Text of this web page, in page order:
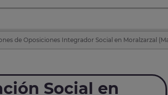
de Oposiciones Integrador Social en Moralzarzal
Social en